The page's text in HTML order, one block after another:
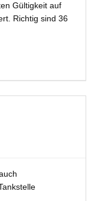
Gültigkeit auf
Richtig sind 36